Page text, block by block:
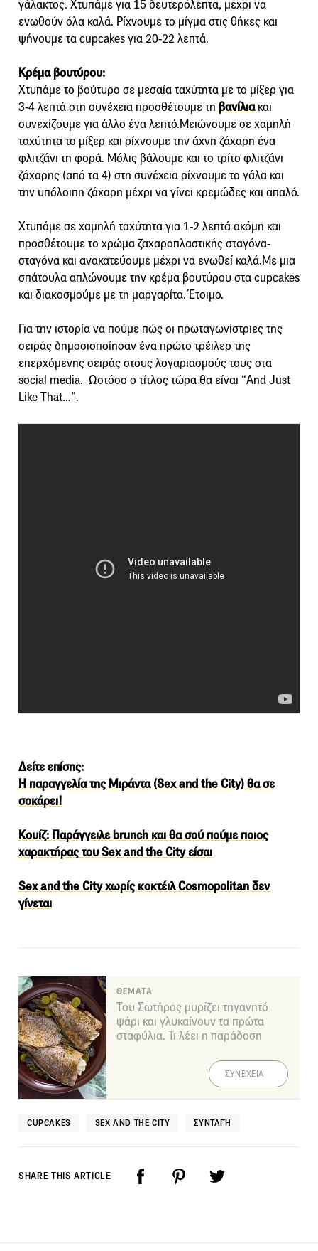
γάλακτος. Χτυπάμε για 15 δευτερόλεπτα, μέχρι να
ενωθούν όλα καλά. Ρίχνουμε το μίγμα στις θήκες και
ψήνουμε τα cupcakes για 20-22 λεπτά.
Κρέμα βουτύρου:
Χτυπάμε το βούτυρο σε μεσαία ταχύτητα με το μίξερ για
3-4 λεπτά στη συνέχεια προσθέτουμε τη βανίλιακαι
συνεχίζουμε για άλλο ένα λεπτό.Μειώνουμε σε χαμηλή
ταχύτητα το μίξερ και ρίχνουμε την άχνη ζάχαρη ένα
φλιτζάνι τη φορά. Μόλις βάλουμε και το τρίτο φλιτζάνι
ζάχαρης (από τα 4) στη συνέχεια ρίχνουμε το γάλα και
την υπόλοιπη ζάχαρη μέχρι να γίνει κρεμώδες και απαλό.
Χτυπάμε σε χαμηλή ταχύτητα για 1-2 λεπτά ακόμη και
προσθέτουμε το χρώμα ζαχαροπλαστικής σταγόνα-
σταγόνα και ανακατεύουμε μέχρι να ενωθεί καλά.Με μια
σπάτουλα απλώνουμε την κρέμα βουτύρου στα cupcakes
και διακοσμούμε με τη μαργαρίτα. Έτοιμο.
Για την ιστορία να πούμε πώς οι πρωταγωνίστριες της
σειράς δημοσιοποίησαν ένα πρώτο τρέιλερ της
επερχόμενης σειράς στους λογαριασμούς τους στα
social media. Ωστόσο ο τίτλος τώρα θα είναι “And Just
Like That…”.
Δείτε επίσης:
Η παραγγελία της Μιράντα (Sex and the City) θα σε
σοκάρει!
Κουίζ: Παράγγειλε brunch και θα σού πούμε ποιος
χαρακτήρας του Sex and the City είσαι
Sex and the City χωρίς κοκτέιλ Cosmopolitan δεν
γίνεται
ΘΕΜΑΤΑ
Του Σωτήρος μυρίζει τηγανητό
ψάρι και γλυκαίνουν τα πρώτα
σταφύλια. Τι λέει η παράδοση
ΣΥΝΕΧΕΙΑ
CUPCAKES SEX AND THE CITY ΣΥΝΤΑΓΉ
SHARE THIS ARTICLE